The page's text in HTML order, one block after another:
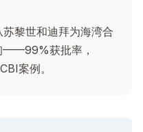
苏黎世和迪拜为海湾合
——99%获批率，
案例。